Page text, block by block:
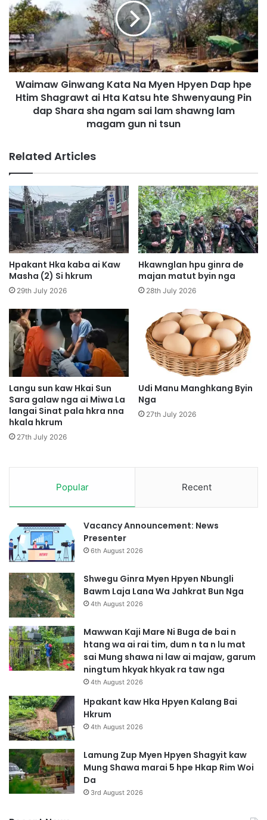
w
S
a
D
a
A
u
H
p
e
H
k
u
a
G
a
a
w
A
i
N
i
H
p
a
a
n
J
a
w
N
g
S
a
i
m
a
w
G
i
n
t
a
N
a
M
y
e
n
p
n
D
a
p
h
p
e
H
t
m
a
t
a
i
H
t
a
K
t
s
u
h
e
S
h
w
e
n
y
a
Waimaw Ginwang Kata Na Myen Hpyen Dap hpe
Htim Shagrawt ai Hta Katsu hte Shwenyaung Pin
dap Shara sha ngam sai lam shawng lam
magam gun ni tsun
Related Articles
Hpakant Hka kaba ai Kaw
Masha (2) Si hkrum
29th July 2026
Hkawnglan hpu ginra de
majan matut byin nga
28th July 2026
Langu sun kaw Hkai Sun
Sara galaw nga ai Miwa La
langai Sinat pala hkra nna
hkala hkrum
27th July 2026
Udi Manu Manghkang Byin
Nga
27th July 2026
Popular Recent
Vacancy Announcement: News
Presenter
6th August 2026
Shwegu Ginra Myen Hpyen Nbungli
Bawm Laja Lana Wa Jahkrat Bun Nga
4th August 2026
Mawwan Kaji Mare Ni Buga de bai n
htang wa ai rai tim, dum n ta n lu mat
sai Mung shawa ni law ai majaw, garum
ningtum hkyak hkyak ra taw nga
4th August 2026
Hpakant kaw Hka Hpyen Kalang Bai
Hkrum
4th August 2026
Lamung Zup Myen Hpyen Shagyit kaw
Mung Shawa marai 5 hpe Hkap Rim Woi
Da
3rd August 2026